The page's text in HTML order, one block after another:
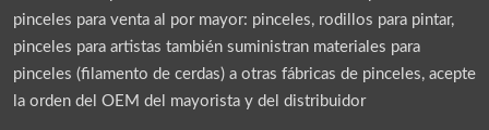
pinceles para venta al por mayor: pinceles, rodillos para pintar,
pinceles para artistas también suministran materiales para
pinceles (filamento de cerdas) a otras fábricas de pinceles, acepte
la orden del OEM del mayorista y del distribuidor